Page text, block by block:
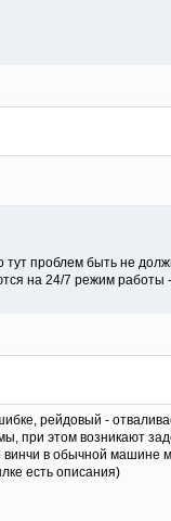
тут проблем быть не
на 24/7 режим
рейдовый -
при этом возникают
в обычной машине
есть описания)